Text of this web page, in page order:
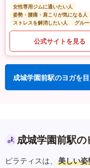
女性専用ジムに通いたい人
姿勢・腰痛・肩こりが気になる人
ストレスを解消したい人
グル
公式サイトを見る
成城学園前駅のヨガを
成城学園前駅
ピラティスは、 美しい